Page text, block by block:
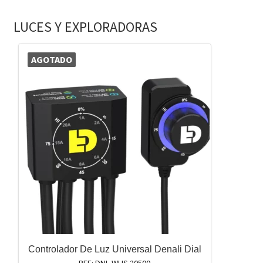
LUCES Y EXPLORADORAS
AGOTADO
Controlador De Luz Universal Denali Dial